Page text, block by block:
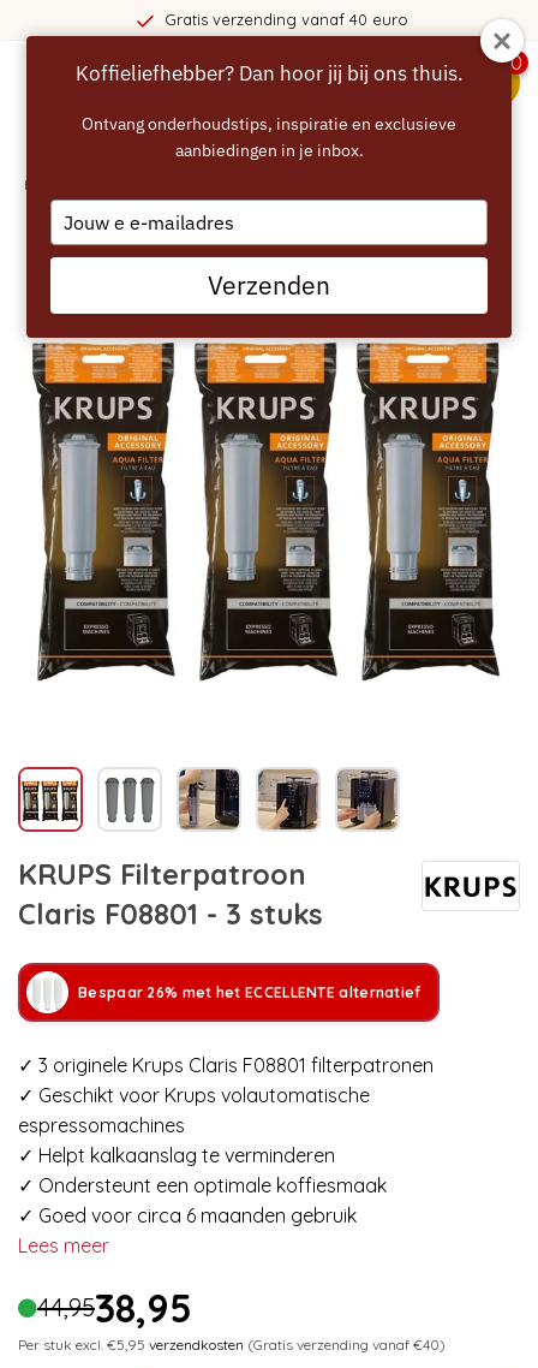
Gratis verzending vanaf 40 euro
0
Home
KRUPS Filterpatroon
Claris F08801 - 3 stuks
Bespaar 26% met het ECCELLENTE alternatief
✓ 3 originele Krups Claris F08801 filterpatronen
✓ Geschikt voor Krups volautomatische
espressomachines
✓ Helpt kalkaanslag te verminderen
✓ Ondersteunt een optimale koffiesmaak
✓ Goed voor circa 6 maanden gebruik
Lees meer
44,9538,95
Per stuk excl. €5,95 verzendkosten (Gratis verzending vanaf €40)
Koffieliefhebber? Dan hoor jij bij ons thuis.
Ontvang onderhoudstips, inspiratie en exclusieve
aanbiedingen in je inbox.
Type
your
email
Verzenden